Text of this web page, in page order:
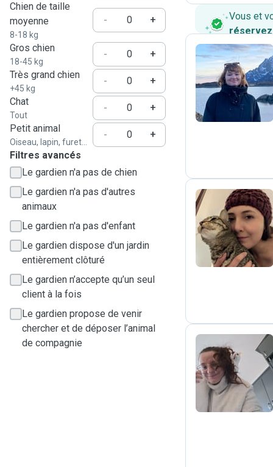
Chien de taille
moyenne
8-18 kg
- +
Gros chien
18-45 kg
-
+
Très grand chien
+45 kg
-
+
Chat
Tout
-
+
Petit animal
Oiseau, lapin, furet...
-
+
Filtres avancés
Le gardien n'a pas de chien
Le gardien n'a pas d'autres
animaux
Le gardien n'a pas d'enfant
Le gardien dispose d'un jardin
entièrement clôturé
Le gardien n’accepte qu’un seul
client à la fois
Le gardien propose de venir
chercher et de déposer l’animal
de compagnie
Vous et
réservez
M
D
M